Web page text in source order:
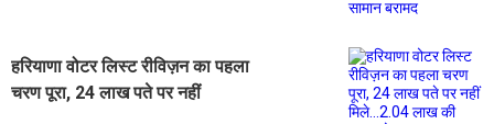
हरियाणा वोटर लिस्ट रीविज़न का पहला
चरण पूरा, 24 लाख पते पर नहीं